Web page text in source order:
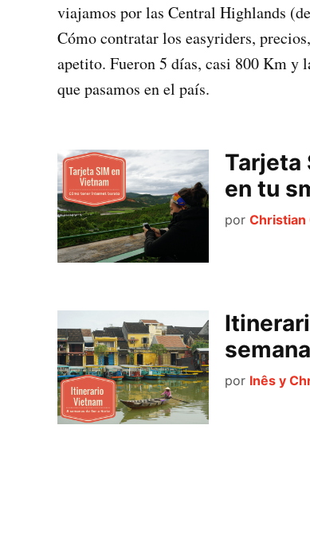
viajamos por las Central Highlands
Cómo contratar los easyriders,
apetito. Fueron 5 días, casi 800 Km y
que pasamos en el país.
Tarjeta
en tu
por Christian
por Inês y